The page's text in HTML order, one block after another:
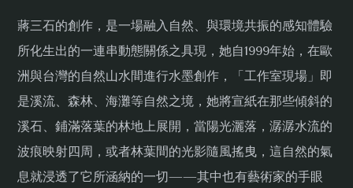
蔣三石的創作，是一場融入自然、與環境共振的感知體驗
所化生出的一連串動態關係之具現，她自1999年始，在歐
洲與台灣的自然山水間進行水墨創作，「工作室現場」即
是溪流、森林、海灘等自然之境，她將宣紙在那些傾斜的
溪石、鋪滿落葉的林地上展開，當陽光灑落，潺潺水流的
波痕映射四周，或者林葉間的光影隨風搖曳，這自然的氣
息就浸透了它所涵納的一切——其中也有藝術家的手眼